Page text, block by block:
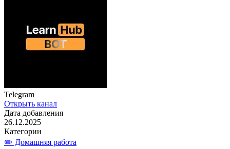
Telegram
Открыть канал
Дата добавления
26.12.2025
Категории
✏️ Домашняя работа